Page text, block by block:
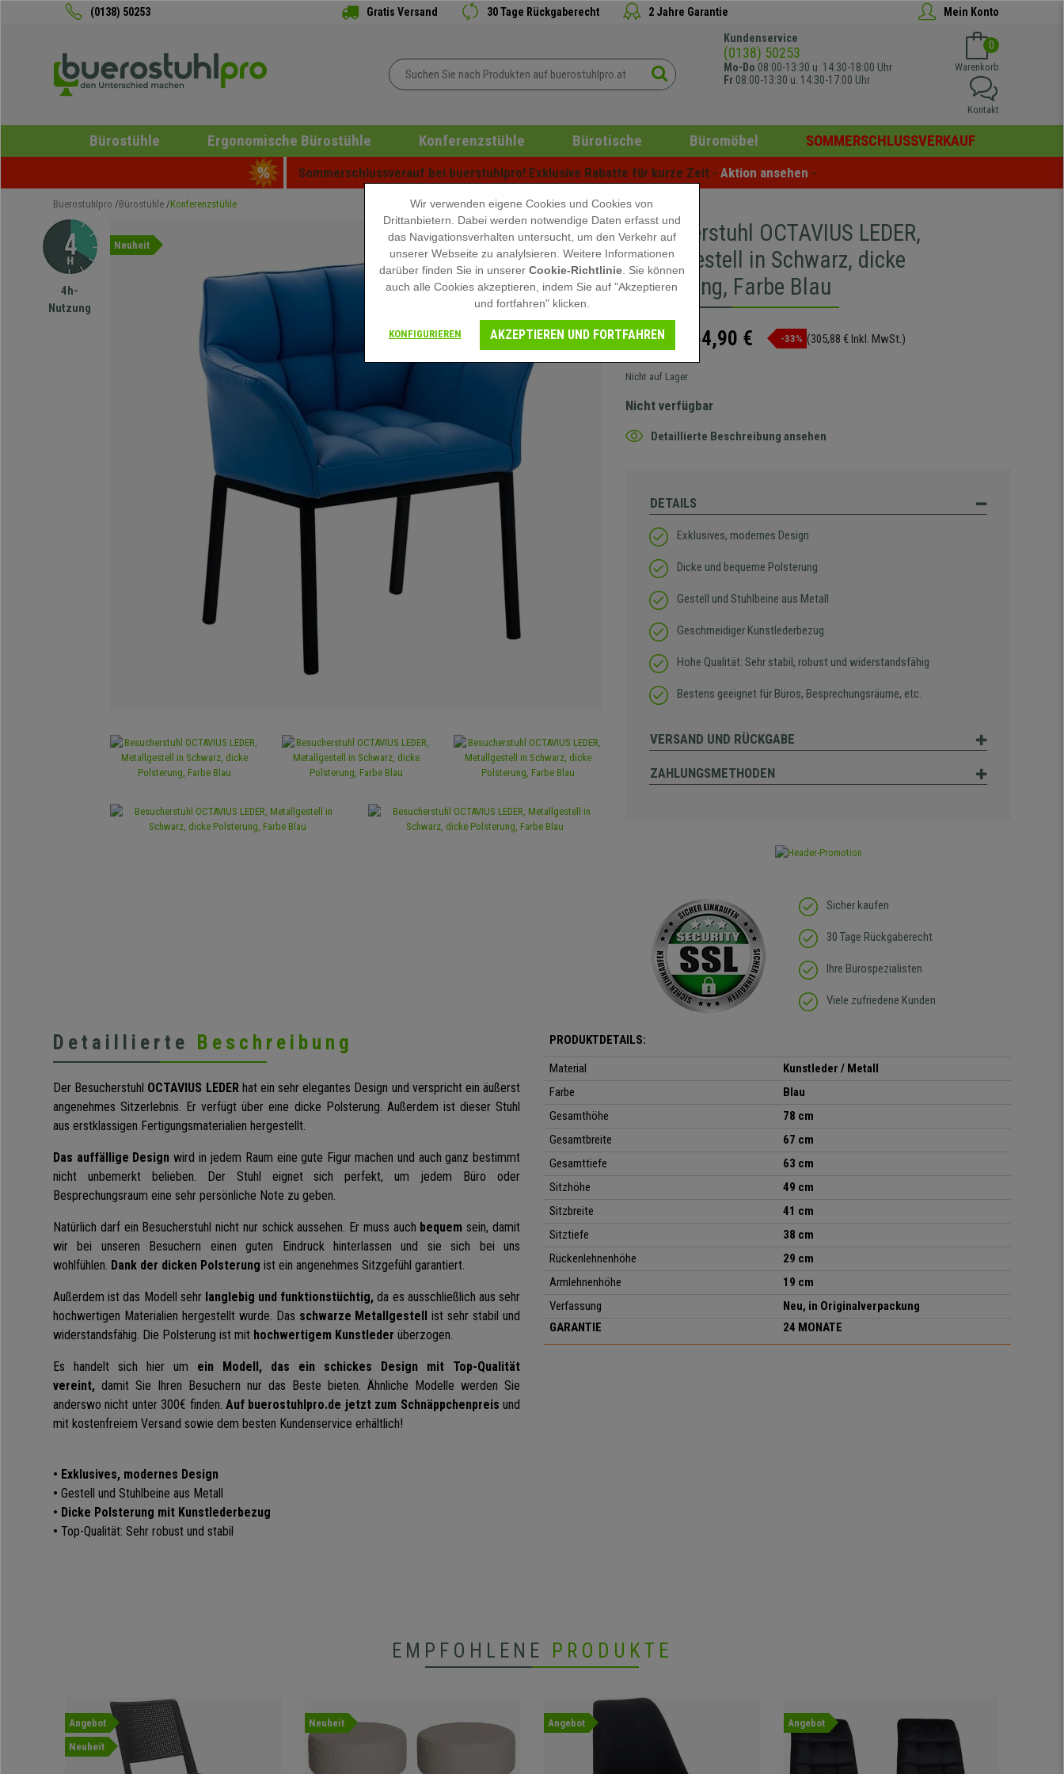
(0138) 50253 Gratis Versand 30 Tage Rückgaberecht 2 Jahre Garantie Mein Konto
Kundenservice
(0138) 50253
Mo-Do 08:00-13:30 u. 14:30-18:00 Uhr
Fr 08:00-13:30 u. 14:30-17:00 Uhr
0
Warenkorb
Kontakt
Bürostühle Ergonomische Bürostühle Konferenzstühle Bürotische Büromöbel SOMMERSCHLUSSVERKAUF
Sommerschlussverauf bei buerstuhlpro! Exklusive Rabatte für kurze Zeit - Aktion ansehen -
Buerostuhlpro Bürostühle Konferenzstühle
4h-
Nutzung
Neuheit
Besucherstuhl OCTAVIUS LEDER,
Metallgestell in Schwarz, dicke
Polsterung, Farbe Blau
379,90 € 254,90 € -33% (305,88 € Inkl. MwSt.)
Nicht auf Lager
Nicht verfügbar
Detaillierte Beschreibung ansehen
DETAILS
Exklusives, modernes Design
Dicke und bequeme Polsterung
Gestell und Stuhlbeine aus Metall
Geschmeidiger Kunstlederbezug
Hohe Qualität: Sehr stabil, robust und widerstandsfähig
Bestens geeignet für Büros, Besprechungsräume, etc.
VERSAND UND RÜCKGABE
ZAHLUNGSMETHODEN
Sicher kaufen
30 Tage Rückgaberecht
Ihre Bürospezialisten
Viele zufriedene Kunden
Detaillierte Beschreibung
Der Besucherstuhl OCTAVIUS LEDERhat ein sehr elegantes Design und verspricht ein äußerst
angenehmes Sitzerlebnis. Er verfügt über eine dicke Polsterung. Außerdem ist dieser Stuhl
aus erstklassigen Fertigungsmaterialien hergestellt.
Das auffällige Design wird in jedem Raum eine gute Figur machen und auch ganz bestimmt
nicht unbemerkt belieben. Der Stuhl eignet sich perfekt, um jedem Büro oder
Besprechungsraum eine sehr persönliche Note zu geben.
Natürlich darf ein Besucherstuhl nicht nur schick aussehen. Er muss auch bequem sein, damit
wir bei unseren Besuchern einen guten Eindruck hinterlassen und sie sich bei uns
wohlfühlen. Dank der dicken Polsterung ist ein angenehmes Sitzgefühl garantiert.
Außerdem ist das Modell sehrlanglebig und funktionstüchtig, da es ausschließlich aus sehr
hochwertigen Materialien hergestellt wurde. Das schwarze Metallgestell ist sehr stabil und
widerstandsfähig. Die Polsterung ist mit hochwertigem Kunstleder überzogen.
Es handelt sich hier um ein Modell, das ein schickes Design mit Top-Qualität
vereint, damit Sie Ihren Besuchern nur das Beste bieten. Ähnliche Modelle werden Sie
anderswo nicht unter 300€ finden. Auf buerostuhlpro.de jetzt zum Schnäppchenpreis und
mit kostenfreiem Versand sowie dem besten Kundenservice erhältlich!
• Exklusives, modernes Design
• Gestell und Stuhlbeine aus Metall
• Dicke Polsterung mit Kunstlederbezug
• Top-Qualität: Sehr robust und stabil
PRODUKTDETAILS:
Material
Kunstleder / Metall
Farbe
Blau
Gesamthöhe
78 cm
Gesamtbreite
67 cm
Gesamttiefe
63 cm
Sitzhöhe
49 cm
Sitzbreite
41 cm
Sitztiefe
38 cm
Rückenlehnenhöhe
29 cm
Armlehnenhöhe
19 cm
Verfassung
Neu, in Originalverpackung
GARANTIE
24 MONATE
EMPFOHLENE PRODUKTE
Angebot
Neuheit
Neuheit Angebot Angebot
Wir verwenden eigene Cookies und Cookies von
Drittanbietern. Dabei werden notwendige Daten erfasst und
das Navigationsverhalten untersucht, um den Verkehr auf
unserer Webseite zu analylsieren. Weitere Informationen
darüber finden Sie in unserer Cookie-Richtlinie. Sie können
auch alle Cookies akzeptieren, indem Sie auf "Akzeptieren
und fortfahren" klicken.
KONFIGURIEREN AKZEPTIEREN UND FORTFAHREN